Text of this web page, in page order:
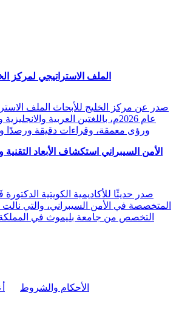
الملف الاستراتيجي لمركز
صدر عن مركز الخليج للأبحاث الملف
عام 2026م، باللغتين العربية
ورؤى معمقة، وقراءات دقيقة ورصدًا
الأمن السيبراني استكشاف الأبعاد التقنية
المتخصصة في الأمن السيبراني، والتي نالت
التخصص من جامعة بليموث في المملكة
الأحكام والشروط